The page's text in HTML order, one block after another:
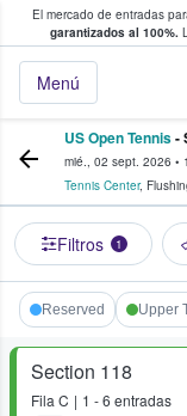
El mercado de entradas
garantizados al 100%.
Menú
y venta de
US Open Tennis-
mié., 02 sept. 2026 •
Tennis Center,
Filtros 1
Reserved Upper
Section 118
Fila C 1 - 6 entradas